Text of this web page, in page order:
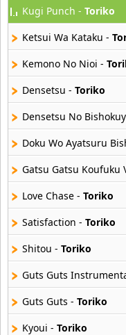
Akahori Gedou Hour
29 músicas online
Akane Iro Ni Samoru
26 músicas online
6 músicas online
Akikan
15 músicas online
Alejandro Arnais
3 músicas online
Amaenaideyo
26 músicas online
Amagami Ss
50 músicas online
Kugi Punch - Toriko
Ketsui Wa Kataku -
Kemono No Nioi -
Densetsu - Toriko
Densetsu No
Doku Wo Ayatsuru
Gatsu Gatsu Koufuku
Love Chase - Toriko
Satisfaction - Toriko
Shitou - Toriko
Guts Guts
Guts Guts - Toriko
Kyoui - Toriko